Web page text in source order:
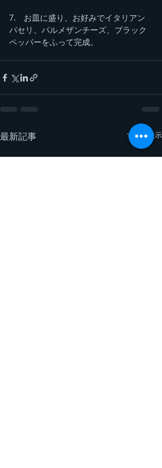
7.　お皿に盛り、お好みでイタリアン
パセリ、パルメザンチーズ、ブラック
ペッパーをふって完成。
最新記事 すべて表示